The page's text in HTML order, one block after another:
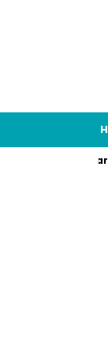
Bersandar di